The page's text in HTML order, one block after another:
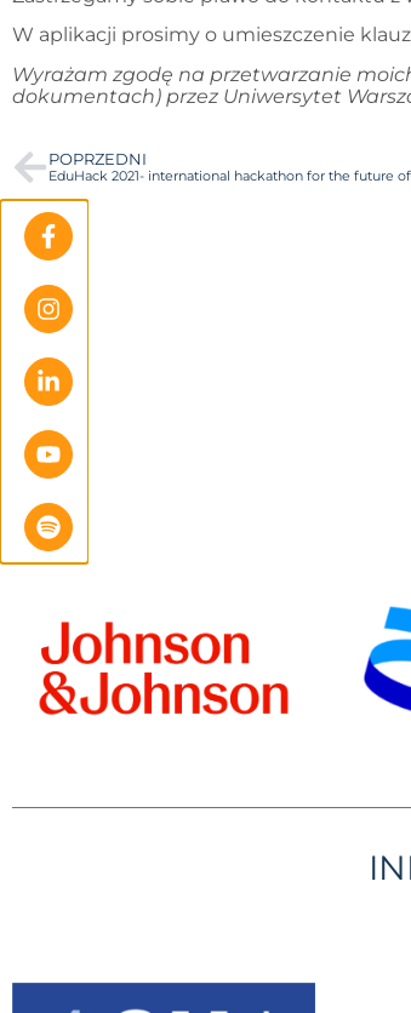
W aplikacji prosimy o umieszczenie
Wyrażam zgodę na przetwarzanie
dokumentach) przez Uniwersytet
POPRZEDNI
EduHack 2021- international hackathon for the future